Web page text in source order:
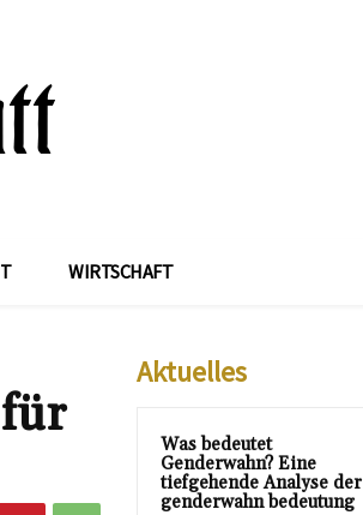
WIRTSCHAFT
Aktuelles
Was bedeutet
Genderwahn? Eine
tiefgehende Analyse der
genderwahn bedeutung